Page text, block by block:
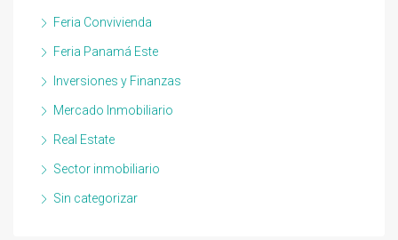
Feria Convivienda
Feria Panamá Este
Inversiones y Finanzas
Mercado Inmobiliario
Real Estate
Sector inmobiliario
Sin categorizar